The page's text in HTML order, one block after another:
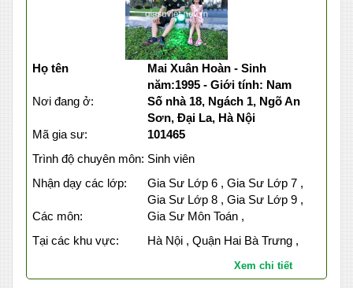
Họ tên
Mai Xuân Hoàn - Sinh
năm:1995 - Giới tính: Nam
Nơi đang ở:
Số nhà 18, Ngách 1, Ngõ An
Sơn, Đại La, Hà Nội
Mã gia sư:
101465
Trình độ chuyên môn: Sinh viên
Nhận dạy các lớp:
Gia Sư Lớp 6 , Gia Sư Lớp 7 ,
Gia Sư Lớp 8 , Gia Sư Lớp 9 ,
Các môn:
Gia Sư Môn Toán ,
Tại các khu vực:
Hà Nội , Quận Hai Bà Trưng ,
Xem chi tiết